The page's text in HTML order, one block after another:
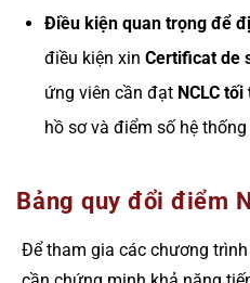
Điều kiện quan trọng để
điều kiện xin Certificat de
ứng viên cần đạt NCLC
hồ sơ và điểm số hệ
Bảng quy đổi điểm
Để tham gia các chương